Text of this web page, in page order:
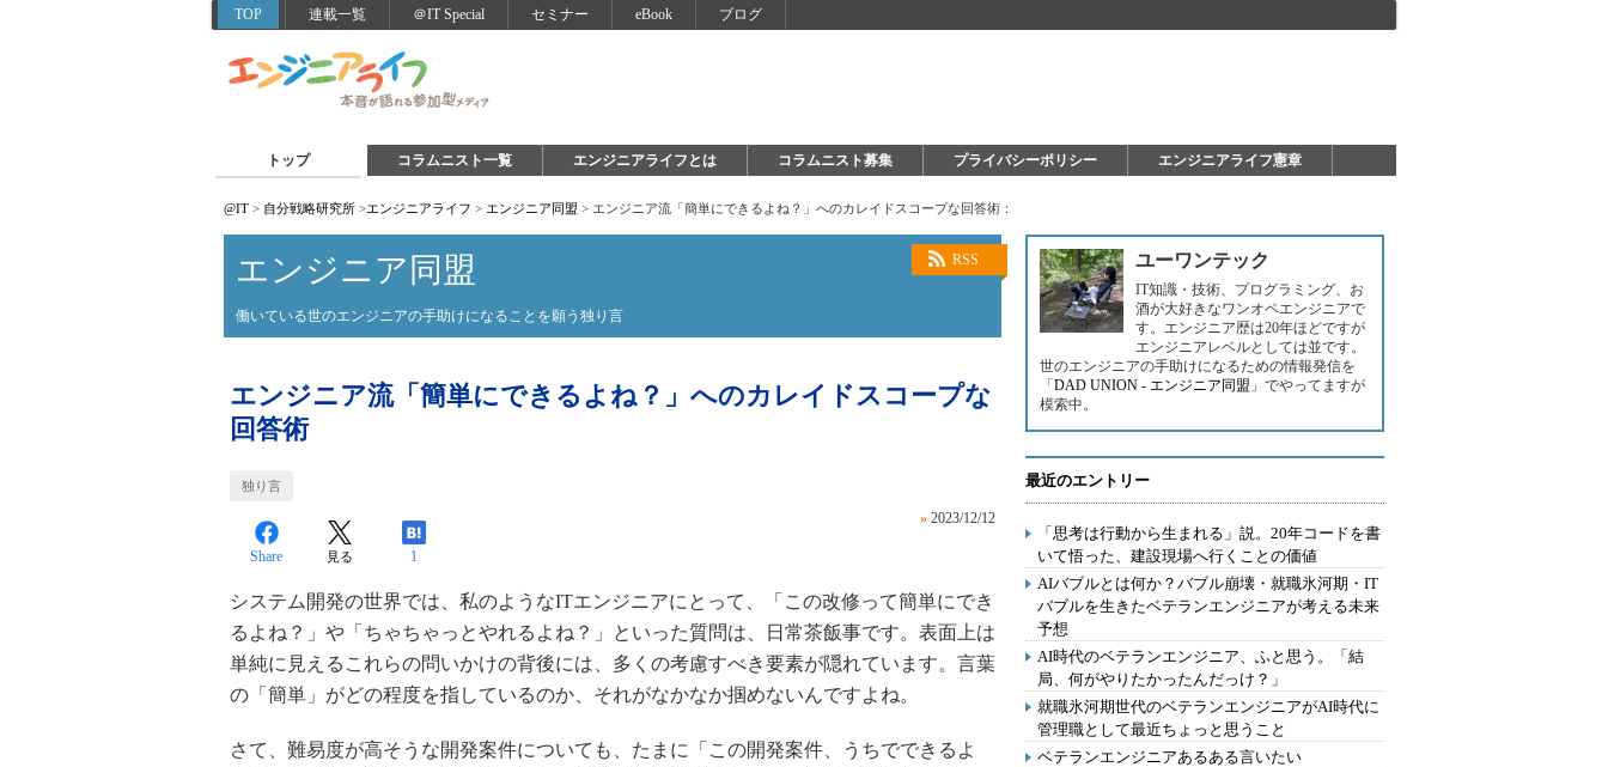
TOP 連載一覧 ＠IT Special セミナー eBook ブログ
トップ コラムニスト一覧 エンジニアライフとは コラムニスト募集 プライバシーポリシー エンジニアライフ憲章
@IT > 自分戦略研究所 >エンジニアライフ > エンジニア同盟 > エンジニア流「簡単にできるよね？」へのカレイドスコープな回答術：
RSS
エンジニア同盟
働いている世のエンジニアの手助けになることを願う独り言
エンジニア流「簡単にできるよね？」へのカレイドスコープな
回答術
独り言
» 2023/12/12
Share 見る 1
システム開発の世界では、私のようなITエンジニアにとって、「この改修って簡単にでき
るよね？」や「ちゃちゃっとやれるよね？」といった質問は、日常茶飯事です。表面上は
単純に見えるこれらの問いかけの背後には、多くの考慮すべき要素が隠れています。言葉
の「簡単」がどの程度を指しているのか、それがなかなか掴めないんですよね。
さて、難易度が高そうな開発案件についても、たまに「この開発案件、うちでできるよ
ユーワンテック
IT知識・技術、プログラミング、お
酒が大好きなワンオペエンジニアで
す。エンジニア歴は20年ほどですが
エンジニアレベルとしては並です。
世のエンジニアの手助けになるための情報発信を
「 DAD UNION - エンジニア同盟 」でやってますが
模索中。
最近のエントリー
「思考は行動から生まれる」説。20年コードを書
いて悟った、建設現場へ行くことの価値
AIバブルとは何か？バブル崩壊・就職氷河期・IT
バブルを生きたベテランエンジニアが考える未来
予想
AI時代のベテランエンジニア、ふと思う。「結
局、何がやりたかったんだっけ？」
就職氷河期世代のベテランエンジニアがAI時代に
管理職として最近ちょっと思うこと
ベテランエンジニアあるある言いたい